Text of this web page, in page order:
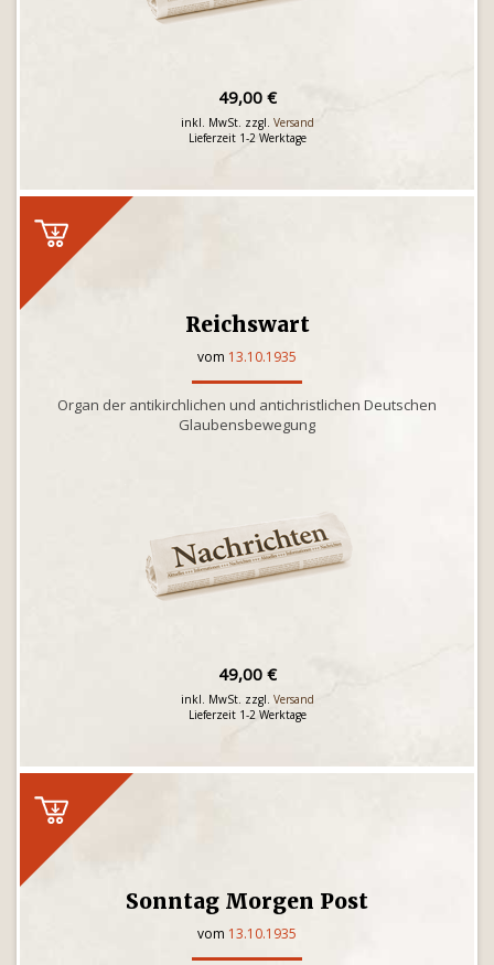
49,00 €
inkl. MwSt. zzgl. Versand
Lieferzeit 1-2 Werktage
Reichswart
vom 13.10.1935
Organ der antikirchlichen und antichristlichen Deutschen
Glaubensbewegung
49,00 €
inkl. MwSt. zzgl. Versand
Lieferzeit 1-2 Werktage
Sonntag Morgen Post
vom 13.10.1935